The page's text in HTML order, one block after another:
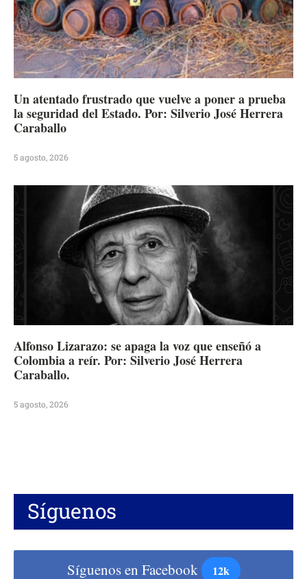
Un atentado frustrado que vuelve a poner a prueba
la seguridad del Estado. Por: Silverio José Herrera
Caraballo
5 agosto, 2026
Alfonso Lizarazo: se apaga la voz que enseñó a
Colombia a reír. Por: Silverio José Herrera
Caraballo.
5 agosto, 2026
Síguenos
Síguenos en Facebook 12k